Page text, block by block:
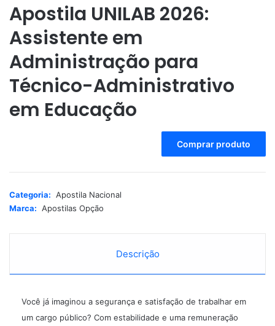
Apostila UNILAB 2026:
Assistente em
Administração para
Técnico-Administrativo
em Educação
Comprar produto
Categoria: Apostila Nacional
Marca: Apostilas Opção
Descrição
Você já imaginou a segurança e satisfação de trabalhar em
um cargo público? Com estabilidade e uma remuneração